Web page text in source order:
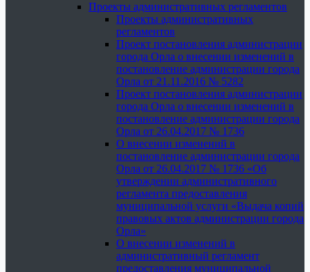
Проекты административных регламентов
Проекты административных
регламентов
Проект постановления администрации
города Орла о внесении изменений в
постановление администрации города
Орла от 21.11.2016 № 5282
Проект постановления администрации
города Орла о внесении изменений в
постановление администрации города
Орла от 26.04.2017 № 1736
О внесении изменений в
постановление администрации города
Орла от 26.04.2017 № 1736 «Об
утверждении административного
регламента предоставления
муниципальной услуги «Выдача копий
правовых актов администрации города
Орла»
О внесении изменений в
административный регламент
предоставления муниципальной